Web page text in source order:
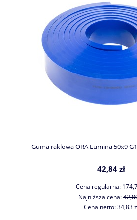
Guma raklowa ORA Lumina 50x9
42,84 zł
Cena regularna:
Najniższa cena:
Cena netto:34,83